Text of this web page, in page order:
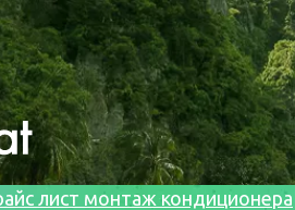
лист монтаж кондиционера